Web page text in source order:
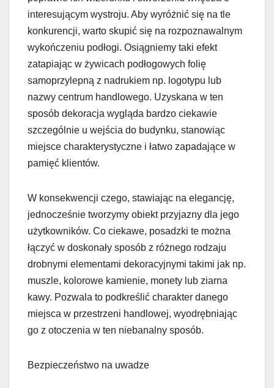
interesującym wystroju. Aby wyróżnić się na tle
konkurencji, warto skupić się na rozpoznawalnym
wykończeniu podłogi. Osiągniemy taki efekt
zatapiając w żywicach podłogowych folię
samoprzylepną z nadrukiem np. logotypu lub
nazwy centrum handlowego. Uzyskana w ten
sposób dekoracja wygląda bardzo ciekawie
szczególnie u wejścia do budynku, stanowiąc
miejsce charakterystyczne i łatwo zapadające w
pamięć klientów.
W konsekwencji czego, stawiając na elegancję,
jednocześnie tworzymy obiekt przyjazny dla jego
użytkowników. Co ciekawe, posadzki te można
łączyć w doskonały sposób z różnego rodzaju
drobnymi elementami dekoracyjnymi takimi jak np.
muszle, kolorowe kamienie, monety lub ziarna
kawy. Pozwala to podkreślić charakter danego
miejsca w przestrzeni handlowej, wyodrębniając
go z otoczenia w ten niebanalny sposób.
Bezpieczeństwo na uwadze